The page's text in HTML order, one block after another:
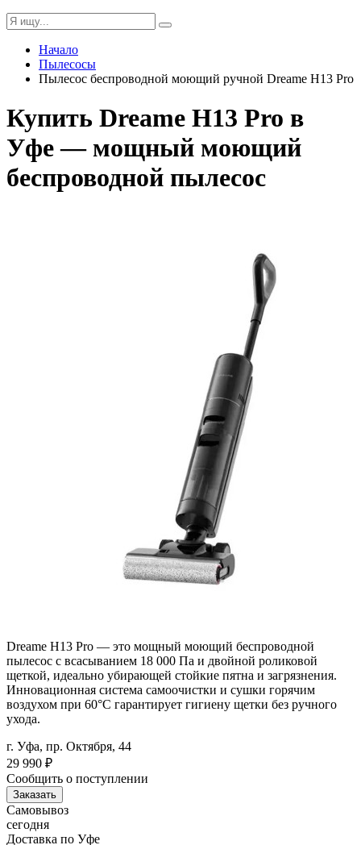
Начало
Пылесосы
Пылесос беспроводной моющий ручной Dreame H13 Pro
Купить Dreame H13 Pro в
Уфе — мощный моющий
беспроводной пылесос
Dreame H13 Pro — это мощный моющий беспроводной
пылесос с всасыванием 18 000 Па и двойной роликовой
щеткой, идеально убирающей стойкие пятна и загрязнения.
Инновационная система самоочистки и сушки горячим
воздухом при 60°C гарантирует гигиену щетки без ручного
ухода.
г. Уфа, пр. Октября, 44
29 990 ₽
Сообщить о поступлении
Заказать
Самовывоз
сегодня
Доставка по Уфе